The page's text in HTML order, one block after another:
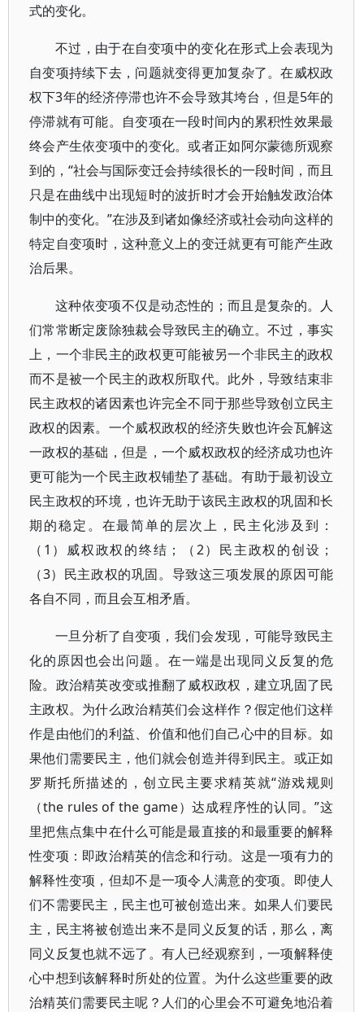
式的变化。
不过，由于在自变项中的变化在形式上会表现为
自变项持续下去，问题就变得更加复杂了。在威权政
权下3年的经济停滞也许不会导致其垮台，但是5年的
停滞就有可能。自变项在一段时间内的累积性效果最
终会产生依变项中的变化。或者正如阿尔蒙德所观察
到的，“社会与国际变迁会持续很长的一段时间，而且
只是在曲线中出现短时的波折时才会开始触发政治体
制中的变化。”在涉及到诸如像经济或社会动向这样的
特定自变项时，这种意义上的变迁就更有可能产生政
治后果。
这种依变项不仅是动态性的；而且是复杂的。人
们常常断定废除独裁会导致民主的确立。不过，事实
上，一个非民主的政权更可能被另一个非民主的政权
而不是被一个民主的政权所取代。此外，导致结束非
民主政权的诸因素也许完全不同于那些导致创立民主
政权的因素。一个威权政权的经济失败也许会瓦解这
一政权的基础，但是，一个威权政权的经济成功也许
更可能为一个民主政权铺垫了基础。有助于最初设立
民主政权的环境，也许无助于该民主政权的巩固和长
期的稳定。在最简单的层次上，民主化涉及到：
（1）威权政权的终结；（2）民主政权的创设；
（3）民主政权的巩固。导致这三项发展的原因可能
各自不同，而且会互相矛盾。
一旦分析了自变项，我们会发现，可能导致民主
化的原因也会出问题。在一端是出现同义反复的危
险。政治精英改变或推翻了威权政权，建立巩固了民
主政权。为什么政治精英们会这样作？假定他们这样
作是由他们的利益、价值和他们自己心中的目标。如
果他们需要民主，他们就会创造并得到民主。或正如
罗斯托所描述的，创立民主要求精英就“游戏规则
（the rules of the game）达成程序性的认同。”这
里把焦点集中在什么可能是最直接的和最重要的解释
性变项：即政治精英的信念和行动。这是一项有力的
解释性变项，但却不是一项令人满意的变项。即使人
们不需要民主，民主也可被创造出来。如果人们要民
主，民主将被创造出来不是同义反复的话，那么，离
同义反复也就不远了。有人已经观察到，一项解释使
心中想到该解释时所处的位置。为什么这些重要的政
治精英们需要民主呢？人们的心里会不可避免地沿着